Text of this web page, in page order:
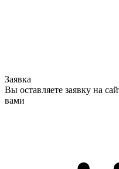
Заявка
Вы оставляете заявку на
вами